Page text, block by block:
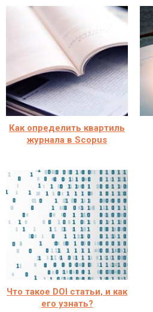
Как определить квартиль
журнала в Scopus
Что такое DOI статьи, и как
его узнать?